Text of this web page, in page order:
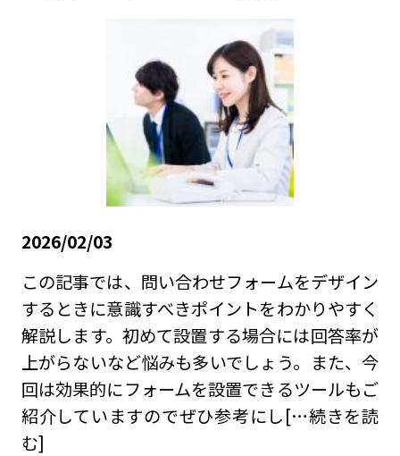
2026/02/03
この記事では、問い合わせフォームをデザイン
するときに意識すべきポイントをわかりやすく
解説します。初めて設置する場合には回答率が
上がらないなど悩みも多いでしょう。また、今
回は効果的にフォームを設置できるツールもご
紹介していますのでぜひ参考にし[…続きを読
む]